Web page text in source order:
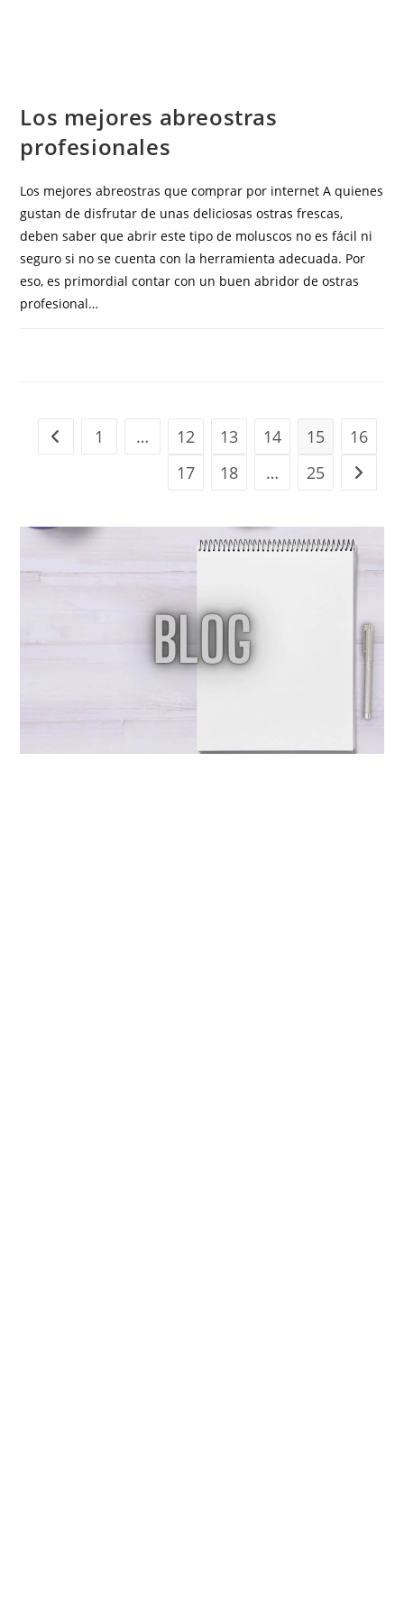
Los mejores abreostras
profesionales
Los mejores abreostras que comprar por internet A quienes
gustan de disfrutar de unas deliciosas ostras frescas,
deben saber que abrir este tipo de moluscos no es fácil ni
seguro si no se cuenta con la herramienta adecuada. Por
eso, es primordial contar con un buen abridor de ostras
profesional…
1 … 12 13 14 15
16
17
18 … 25